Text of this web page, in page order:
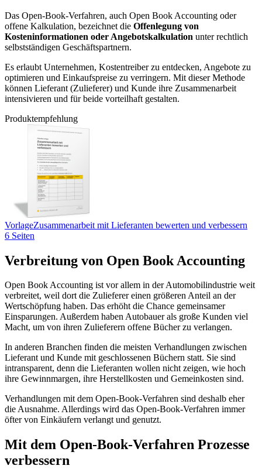
Das Open-Book-Verfahren, auch Open Book Accounting oder
offene Kalkulation, bezeichnet die Offenlegung von
Kosteninformationen oder Angebotskalkulation unter rechtlich
selbstständigen Geschäftspartnern.
Es erlaubt Unternehmen, Kostentreiber zu entdecken, Angebote zu
optimieren und Einkaufspreise zu verringern. Mit dieser Methode
können Lieferant (Zulieferer) und Kunde ihre Zusammenarbeit
intensivieren und für beide vorteilhaft gestalten.
Produktempfehlung
VorlageZusammenarbeit mit Lieferanten bewerten und verbessern
6 Seiten
Verbreitung von Open Book Accounting
Open Book Accounting ist vor allem in der Automobilindustrie weit
verbreitet, weil dort die Zulieferer einen größeren Anteil an der
Wertschöpfung haben. Das erhöht die Chance gemeinsamer
Einsparungen. Außerdem haben Autobauer als große Kunden viel
Macht, um von ihren Zulieferern offene Bücher zu verlangen.
In anderen Branchen finden die meisten Verhandlungen zwischen
Lieferant und Kunde mit geschlossenen Büchern statt. Sie sind
intransparent, denn die Lieferanten wollen nicht zeigen, wie hoch
ihre Gewinnmargen, ihre Herstellkosten und Gemeinkosten sind.
Verhandlungen mit dem Open-Book-Verfahren sind deshalb eher
die Ausnahme. Allerdings wird das Open-Book-Verfahren immer
öfter von Einkäufern verlangt und genutzt.
Mit dem Open-Book-Verfahren Prozesse
verbessern